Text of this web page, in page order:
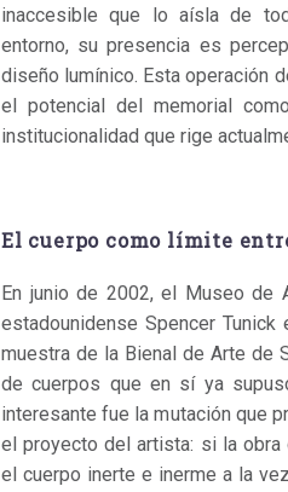
inaccesible que lo aísla de
entorno, su presencia es
diseño lumínico. Esta operación
el potencial del memorial
institucionalidad que rige
El cuerpo como límite
En junio de 2002, el Museo de
estadounidense Spencer
muestra de la Bienal de Arte de
de cuerpos que en sí ya
interesante fue la mutación que
el proyecto del artista: si la obra
el cuerpo inerte e inerme a la